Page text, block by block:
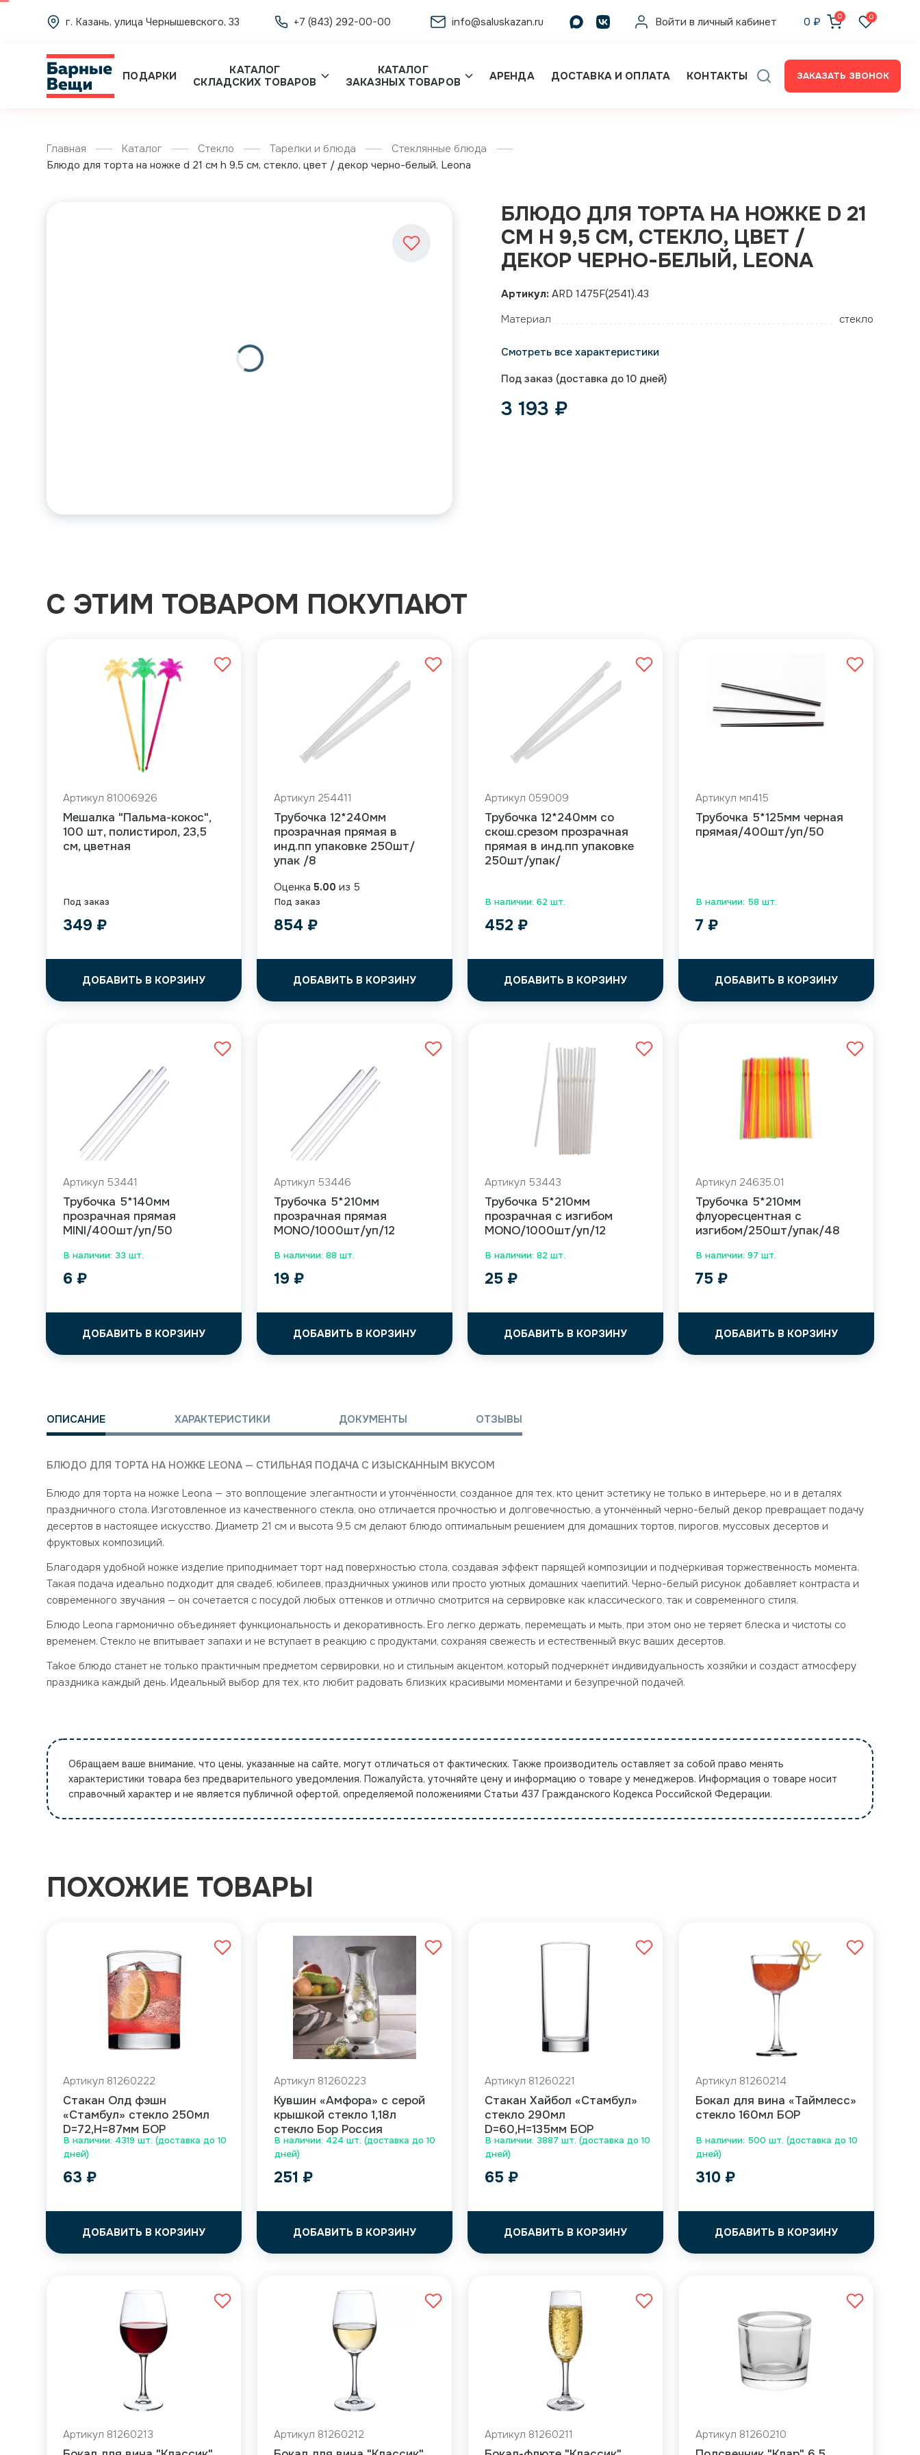
г. Казань, улица Чернышевского, 33 +7 (843) 292-00-00 info@saluskazan.ru Войти в личный кабинет 0 ₽ 0 0
ПОДАРКИ
КАТАЛОГ
СКЛАДСКИХ ТОВАРОВ
КАТАЛОГ
ЗАКАЗНЫХ ТОВАРОВ
АРЕНДА ДОСТАВКА И ОПЛАТА КОНТАКТЫ ЗАКАЗАТЬ ЗВОНОК
Главная Каталог Стекло Тарелки и блюда
Стеклянные блюда
Блюдо для торта на ножке d 21 см h 9,5 см, стекло, цвет / декор черно-белый, Leona
БЛЮДО ДЛЯ ТОРТА НА НОЖКЕ D 21
СМ H 9,5 СМ, СТЕКЛО, ЦВЕТ /
ДЕКОР ЧЕРНО-БЕЛЫЙ, LEONA
Артикул: ARD 1475F(2541).43
Материал
стекло
Смотреть все характеристики
Под заказ (доставка до 10 дней)
3 193 ₽
С ЭТИМ ТОВАРОМ ПОКУПАЮТ
Под заказ
Артикул 81006926
Мешалка "Пальма-кокос",
100 шт, полистирол, 23,5
см, цветная
349 ₽
ДОБАВИТЬ В КОРЗИНУ
Под заказ
Артикул 254411
Трубочка 12*240мм
прозрачная прямая в
инд.пп упаковке 250шт/
упак /8
Оценка5.00 из 5
854 ₽
ДОБАВИТЬ В КОРЗИНУ
В наличии: 62 шт.
Артикул 059009
Трубочка 12*240мм со
скош.срезом прозрачная
прямая в инд.пп упаковке
250шт/упак/
452 ₽
ДОБАВИТЬ В КОРЗИНУ
В наличии: 58 шт.
Артикул мп415
Трубочка 5*125мм черная
прямая/400шт/уп/50
7 ₽
ДОБАВИТЬ В КОРЗИНУ
В наличии: 33 шт.
Артикул 53441
Трубочка 5*140мм
прозрачная прямая
MINI/400шт/уп/50
6 ₽
ДОБАВИТЬ В КОРЗИНУ
В наличии: 88 шт.
Артикул 53446
Трубочка 5*210мм
прозрачная прямая
MONO/1000шт/уп/12
19 ₽
ДОБАВИТЬ В КОРЗИНУ
В наличии: 82 шт.
Артикул 53443
Трубочка 5*210мм
прозрачная с изгибом
MONO/1000шт/уп/12
25 ₽
ДОБАВИТЬ В КОРЗИНУ
В наличии: 97 шт.
Артикул 24635.01
Трубочка 5*210мм
флуоресцентная с
изгибом/250шт/упак/48
75 ₽
ДОБАВИТЬ В КОРЗИНУ
ОПИСАНИЕ ХАРАКТЕРИСТИКИ ДОКУМЕНТЫ ОТЗЫВЫ
БЛЮДО ДЛЯ ТОРТА НА НОЖКЕ LEONA — СТИЛЬНАЯ ПОДАЧА С ИЗЫСКАННЫМ ВКУСОМ
Блюдо для торта на ножке Leona — это воплощение элегантности и утончённости, созданное для тех, кто ценит эстетику не только в интерьере, но и в деталях
праздничного стола. Изготовленное из качественного стекла, оно отличается прочностью и долговечностью, а утончённый черно-белый декор превращает подачу
десертов в настоящее искусство. Диаметр 21 см и высота 9,5 см делают блюдо оптимальным решением для домашних тортов, пирогов, муссовых десертов и
фруктовых композиций.
Благодаря удобной ножке изделие приподнимает торт над поверхностью стола, создавая эффект парящей композиции и подчёркивая торжественность момента.
Такая подача идеально подходит для свадеб, юбилеев, праздничных ужинов или просто уютных домашних чаепитий. Черно-белый рисунок добавляет контраста и
современного звучания — он сочетается с посудой любых оттенков и отлично смотрится на сервировке как классического, так и современного стиля.
Блюдо Leona гармонично объединяет функциональность и декоративность. Его легко держать, перемещать и мыть, при этом оно не теряет блеска и чистоты со
временем. Стекло не впитывает запахи и не вступает в реакцию с продуктами, сохраняя свежесть и естественный вкус ваших десертов.
Takoe блюдо станет не только практичным предметом сервировки, но и стильным акцентом, который подчеркнёт индивидуальность хозяйки и создаст атмосферу
праздника каждый день. Идеальный выбор для тех, кто любит радовать близких красивыми моментами и безупречной подачей.
Обращаем ваше внимание, что цены, указанные на сайте, могут отличаться от фактических. Также производитель оставляет за собой право менять
характеристики товара без предварительного уведомления. Пожалуйста, уточняйте цену и информацию о товаре у менеджеров. Информация о товаре носит
справочный характер и не является публичной офертой, определяемой положениями Статьи 437 Гражданского Кодекса Российской Федерации.
ПОХОЖИЕ ТОВАРЫ
В наличии: 4319 шт. (доставка до 10
дней)
Артикул 81260222
Стакан Олд фэшн
«Стамбул» стекло 250мл
D=72,H=87мм БОР
63 ₽
ДОБАВИТЬ В КОРЗИНУ
В наличии: 424 шт. (доставка до 10
дней)
Артикул 81260223
Кувшин «Амфора» с серой
крышкой стекло 1,18л
стекло Бор Россия
251 ₽
ДОБАВИТЬ В КОРЗИНУ
В наличии: 3887 шт. (доставка до 10
дней)
Артикул 81260221
Стакан Хайбол «Стамбул»
стекло 290мл
D=60,H=135мм БОР
65 ₽
ДОБАВИТЬ В КОРЗИНУ
В наличии: 500 шт. (доставка до 10
дней)
Артикул 81260214
Бокал для вина «Таймлесс»
стекло 160мл БОР
310 ₽
ДОБАВИТЬ В КОРЗИНУ
Артикул 81260213 Артикул 81260212 Артикул 81260211 Артикул 81260210